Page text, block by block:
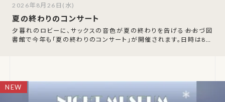
夏の終わりのコンサート
夕暮れのロビーに、サックスの音色が夏の終わりを告げる――おおづ図
書館で今年も「夏の終わりのコンサート」が開催されます。日時は8月
2026年8月26日(水)